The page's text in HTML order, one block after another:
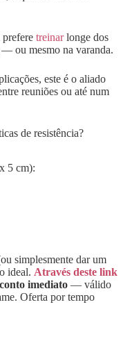
prefere treinarlonge dos
ou mesmo na varanda.
este é o aliado
reuniões ou até num
5 cm):
simplesmente dar um
ideal. Através deste link
imediato — válido
Oferta por tempo